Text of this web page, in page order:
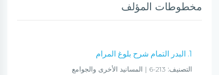
مخطوطات المؤلف
1. البدر التمام شرح بلوغ المرام
التصنيف: